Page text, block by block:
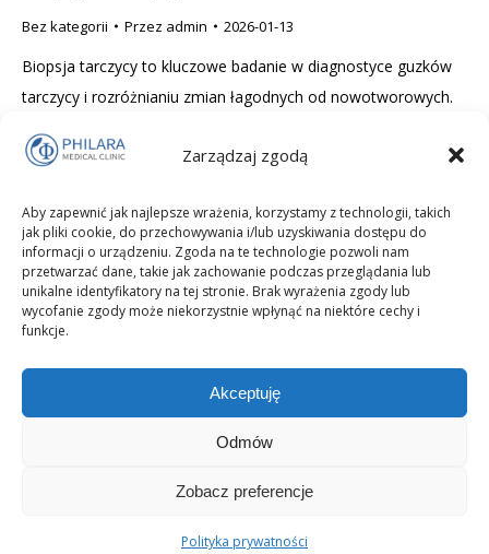
Zarządzaj zgodą
Aby zapewnić jak najlepsze wrażenia, korzystamy z technologii, takich
jak pliki cookie, do przechowywania i/lub uzyskiwania dostępu do
informacji o urządzeniu. Zgoda na te technologie pozwoli nam
przetwarzać dane, takie jak zachowanie podczas przeglądania lub
unikalne identyfikatory na tej stronie. Brak wyrażenia zgody lub
wycofanie zgody może niekorzystnie wpłynąć na niektóre cechy i
funkcje.
Akceptuję
Odmów
Zobacz preferencje
Polityka prywatności
Bez kategorii Przez admin 2026-01-13
Biopsja tarczycy to kluczowe badanie w diagnostyce guzków
tarczycy i rozróżnianiu zmian łagodnych od nowotworowych.
biopsję, jak przebiega badanie cienkoigłowe, jak interpretować
powikłania. Omawiamy również rolę testów molekularnych,
mity związane z biopsją oraz zalecenia po badaniu.
Copyright © 2025 PHILARA Medical Clinic Prywatna Klinika